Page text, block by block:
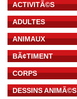
ACTIVITÃ©S
ADULTES
ANIMAUX
BÃ¢TIMENT
CORPS
DESSINS ANIMÃ©S